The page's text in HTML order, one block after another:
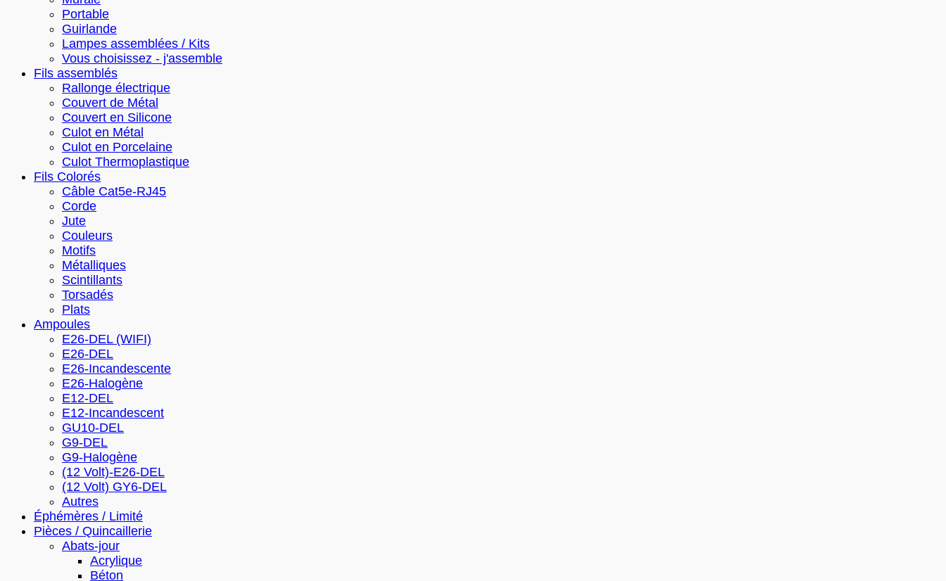
Portable
Guirlande
Lampes assemblées / Kits
Vous choisissez - j'assemble
Fils assemblés
Rallonge électrique
Couvert de Métal
Couvert en Silicone
Culot en Métal
Culot en Porcelaine
Culot Thermoplastique
Fils Colorés
Câble Cat5e-RJ45
Corde
Jute
Couleurs
Motifs
Métalliques
Scintillants
Torsadés
Plats
Ampoules
E26-DEL (WIFI)
E26-DEL
E26-Incandescente
E26-Halogène
E12-DEL
E12-Incandescent
GU10-DEL
G9-DEL
G9-Halogène
(12 Volt)-E26-DEL
(12 Volt) GY6-DEL
Autres
Éphémères / Limité
Pièces / Quincaillerie
Abats-jour
Acrylique
Béton